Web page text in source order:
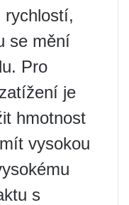
rychlostí,
se mění
Pro
je
hmotnost
vysokou
s